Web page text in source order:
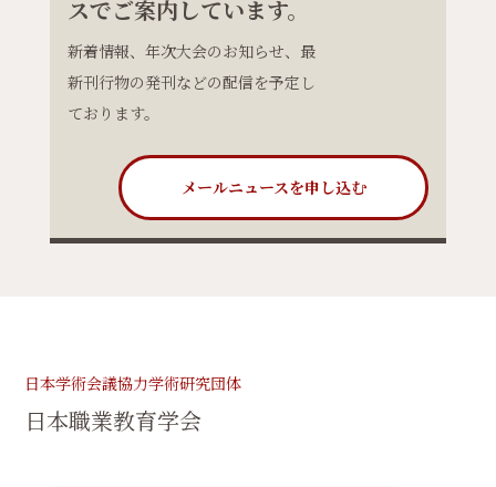
スでご案内しています。
新着情報、年次大会のお知らせ、最
新刊行物の発刊などの配信を予定し
ております。
メールニュースを申し込む
日本学術会議協力学術研究団体
日本職業教育学会